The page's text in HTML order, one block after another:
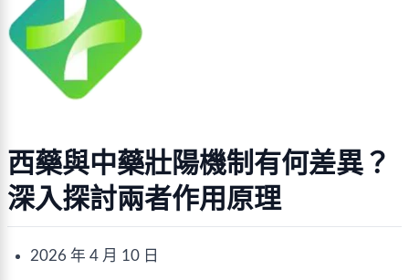
西藥與中藥壯陽機制有何差異？
深入探討兩者作用原理
2026 年 4 月 10 日